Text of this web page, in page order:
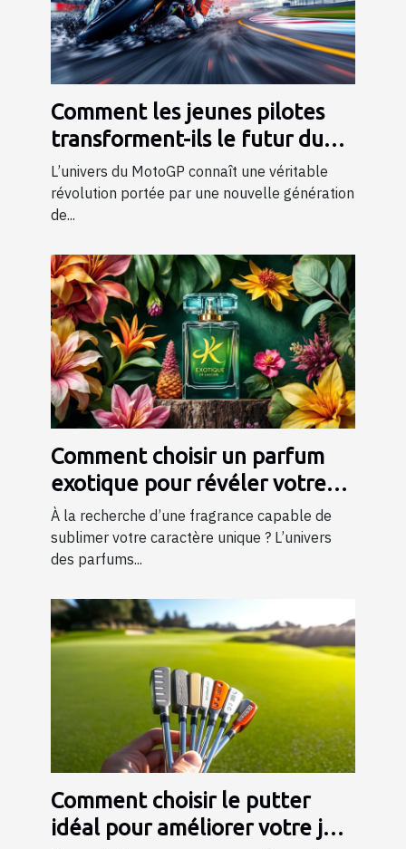
Comment les jeunes pilotes
transforment-ils le futur du
MotoGP ?
L’univers du MotoGP connaît une véritable
révolution portée par une nouvelle génération
de...
Comment choisir un parfum
exotique pour révéler votre
personnalité?
À la recherche d’une fragrance capable de
sublimer votre caractère unique ? L’univers
des parfums...
Comment choisir le putter
idéal pour améliorer votre jeu